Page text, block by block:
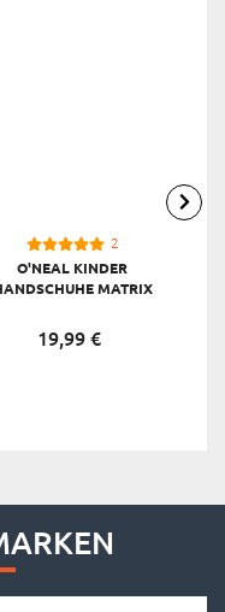
2
O'NEAL KINDER
MATRIX
19,99€